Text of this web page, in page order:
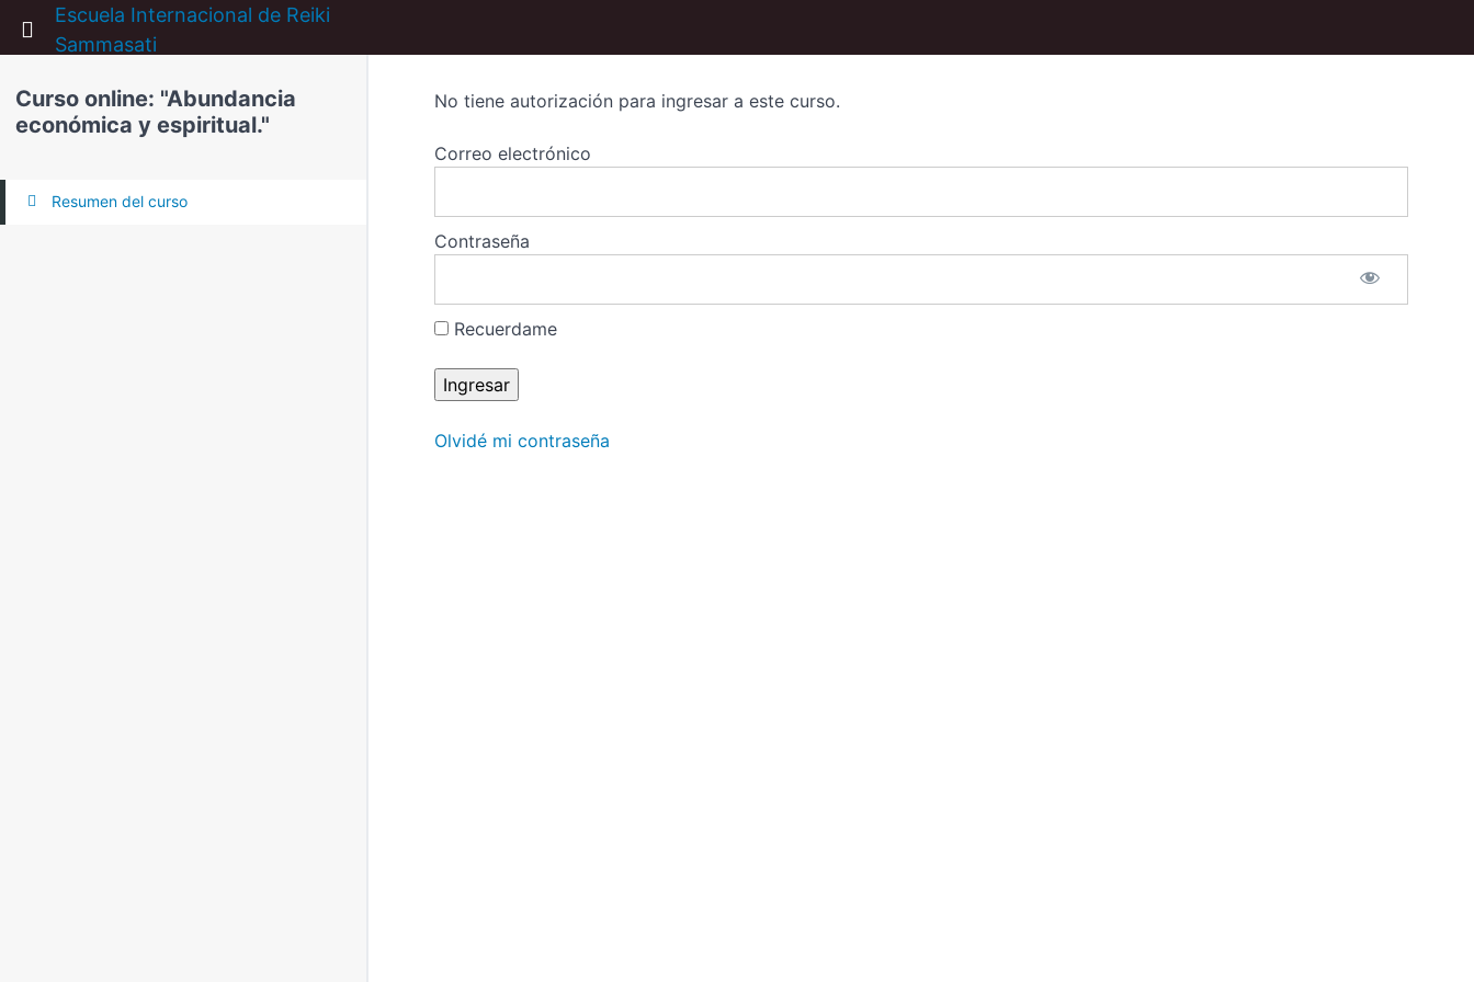
Return to all cursos
Escuela Internacional de Reiki
Sammasati
Curso online: "Abundancia
económica y espiritual."
Resumen del curso
No tiene autorización para ingresar a este curso.
Correo electrónico
Contraseña
Recuerdame
Olvidé mi contraseña